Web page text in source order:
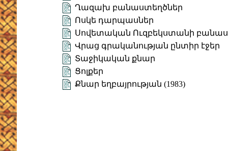
Ղազախ բանաստեղծներ
Ոսկե դարպասներ
Սովետական Ուզբեկստանի
Վրաց գրականության ընտիր էջեր
Տաջիկական քնար
Ցոլքեր
Քնար եղբայրության (1983)